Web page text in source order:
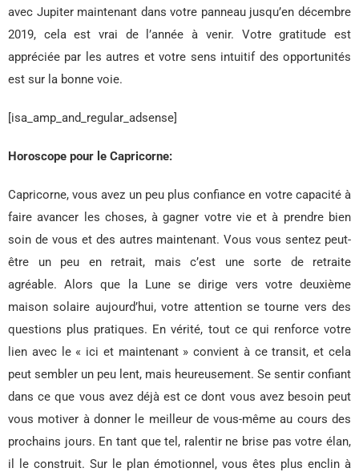
avec Jupiter maintenant dans votre panneau jusqu’en décembre
2019, cela est vrai de l’année à venir. Votre gratitude est
appréciée par les autres et votre sens intuitif des opportunités
est sur la bonne voie.
[isa_amp_and_regular_adsense]
Horoscope pour le Capricorne:
Capricorne, vous avez un peu plus confiance en votre capacité à
faire avancer les choses, à gagner votre vie et à prendre bien
soin de vous et des autres maintenant. Vous vous sentez peut-
être un peu en retrait, mais c’est une sorte de retraite
agréable. Alors que la Lune se dirige vers votre deuxième
maison solaire aujourd’hui, votre attention se tourne vers des
questions plus pratiques. En vérité, tout ce qui renforce votre
lien avec le « ici et maintenant » convient à ce transit, et cela
peut sembler un peu lent, mais heureusement. Se sentir confiant
dans ce que vous avez déjà est ce dont vous avez besoin peut
vous motiver à donner le meilleur de vous-même au cours des
prochains jours. En tant que tel, ralentir ne brise pas votre élan,
il le construit. Sur le plan émotionnel, vous êtes plus enclin à